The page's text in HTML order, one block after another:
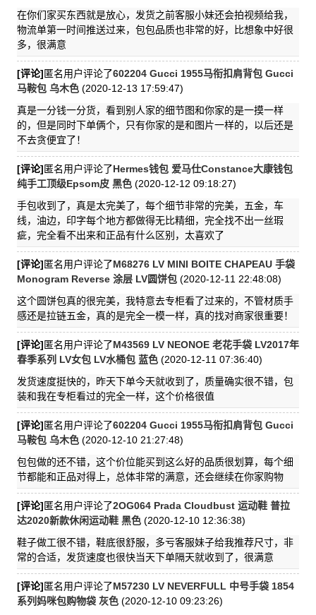
在你们家买东西就是放心，发货之前客服小妹还会拍视频给我，
物流单第一时间推送过来，包包品质也非常的好，比想象中好很
多，很满意
[评论]匿名用户评论了602204 Gucci 1955马衔扣肩背包 Gucci
马鞍包 乌木色 (2020-12-13 17:59:47)
真是一分钱一分货，看到别人家的细节图和你家的是一摸一样
的，但是同时下单俩个，只有你家的是和图片一样的，以后还是
不去贪便宜了！
[评论]匿名用户评论了Hermes钱包 爱马仕Constance大康钱包
纯手工顶级Epsom皮 黑色 (2020-12-12 09:18:27)
手包收到了，真是太完美了，每个细节非常的完美，五金，车
线，油边，印字每个地方都做得无比精细，完全找不出一丝瑕
疵，完全看不出来和正品有什么区别，太喜欢了
[评论]匿名用户评论了M68276 LV MINI BOITE CHAPEAU 手袋
Monogram Reverse 涂层 LV圆饼包 (2020-12-11 22:48:08)
这个圆饼包真的很完美，我特意去专柜看了过来的，不管材质手
感还是拉链五金，真的是完全一模一样，真的找对商家很重要！
[评论]匿名用户评论了M43569 LV NEONOE 老花手袋 LV2017年
春季系列 LV女包 LV水桶包 蓝色 (2020-12-11 07:36:40)
发货速度挺快的，昨天下单今天就收到了，质量确实很不错，包
装和我在专柜看过的完全一样，这个价格很值
[评论]匿名用户评论了602204 Gucci 1955马衔扣肩背包 Gucci
马鞍包 乌木色 (2020-12-10 21:27:48)
包包做的还不错，这个价位能买到这么好的品质很划算，每个细
节都能和正品对得上，总体非常的满意，还会继续在你家购物
[评论]匿名用户评论了2OG064 Prada Cloudbust 运动鞋 普拉
达2020新款休闲运动鞋 黑色 (2020-12-10 12:36:38)
鞋子做工很不错，鞋底很舒服，多亏客服妹子给我推荐尺寸，非
常的合适，发货速度也很快当天下单隔天就收到了，很满意
[评论]匿名用户评论了M57230 LV NEVERFULL 中号手袋 1854
系列妈咪包购物袋 灰色 (2020-12-10 09:23:26)